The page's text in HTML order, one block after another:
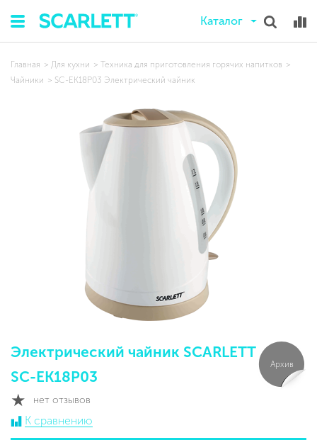
Каталог
Главная Для кухни
Техника для приготовления горячих напитков
Чайники
SC-EK18P03 Электрический чайник
Электрический чайник SCARLETT
SC-EK18P03
нет отзывов
К сравнению
Архив